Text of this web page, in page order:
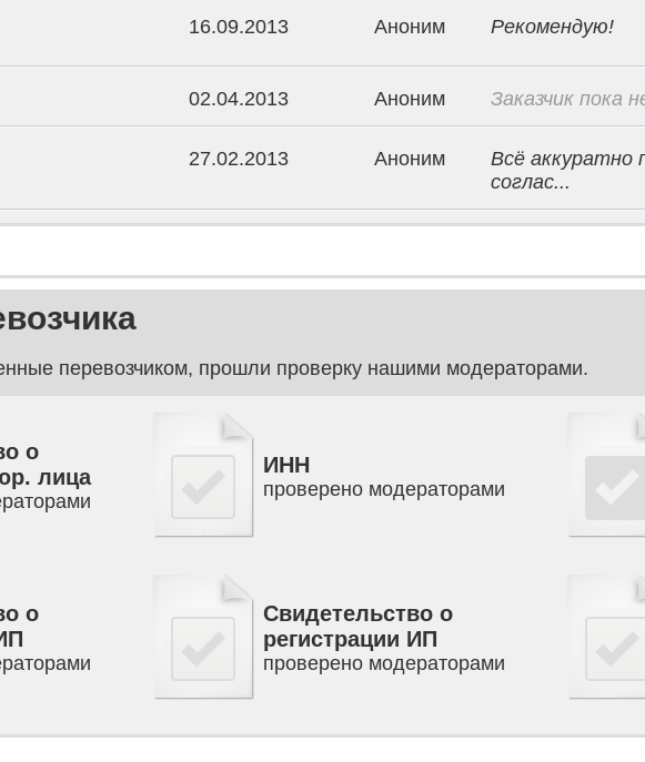
16.09.2013 Аноним Рекомендую!
02.04.2013 Аноним Заказчик пока
27.02.2013 Аноним
Всё аккуратно
соглас...
перевозчиком, прошли проверку нашими модераторами.
о
лица
ИНН
проверено модераторами
о
Свидетельство о
регистрации ИП
проверено модераторами